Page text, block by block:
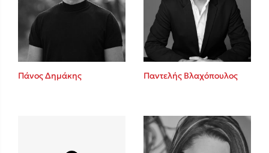
Πάνος Δημάκης Παντελής Βλαχόπουλος